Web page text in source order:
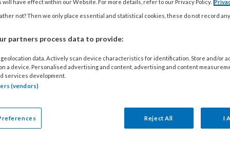
Eindelijk weer eens 19 graden!
voor plezier. Weg dat ding! En
ingegraven in de zandbak,
er van alles het berghok
will have effect within our Website. For more details, refer to our Privacy Policy.
not? Then we only place essential and statistical cookies, these do not record
partners process data to provide:
data. Actively scan device characteristics for identification. Store and/or
a device. Personalised advertising and content, advertising and content
services development.
(vendors)
Reject All I